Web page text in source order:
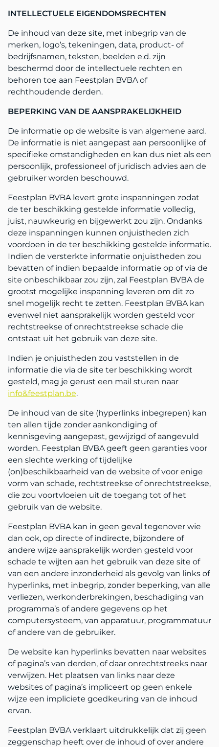
INTELLECTUELE EIGENDOMSRECHTEN
De inhoud van deze site, met inbegrip van de
merken, logo’s, tekeningen, data, product- of
bedrijfsnamen, teksten, beelden e.d. zijn
beschermd door de intellectuele rechten en
behoren toe aan Feestplan BVBA of
rechthoudende derden.
BEPERKING VAN DE AANSPRAKELIJKHEID
De informatie op de website is van algemene aard.
De informatie is niet aangepast aan persoonlijke of
specifieke omstandigheden en kan dus niet als een
persoonlijk, professioneel of juridisch advies aan de
gebruiker worden beschouwd.
Feestplan BVBA levert grote inspanningen zodat
de ter beschikking gestelde informatie volledig,
juist, nauwkeurig en bijgewerkt zou zijn. Ondanks
deze inspanningen kunnen onjuistheden zich
voordoen in de ter beschikking gestelde informatie.
Indien de versterkte informatie onjuistheden zou
bevatten of indien bepaalde informatie op of via de
site onbeschikbaar zou zijn, zal Feestplan BVBA de
grootst mogelijke inspanning leveren om dit zo
snel mogelijk recht te zetten. Feestplan BVBA kan
evenwel niet aansprakelijk worden gesteld voor
rechtstreekse of onrechtstreekse schade die
ontstaat uit het gebruik van deze site.
Indien je onjuistheden zou vaststellen in de
informatie die via de site ter beschikking wordt
gesteld, mag je gerust een mail sturen naar
info&feestplan.be.
De inhoud van de site (hyperlinks inbegrepen) kan
ten allen tijde zonder aankondiging of
kennisgeving aangepast, gewijzigd of aangevuld
worden. Feestplan BVBA geeft geen garanties voor
een slechte werking of tijdelijke
(on)beschikbaarheid van de website of voor enige
vorm van schade, rechtstreekse of onrechtstreekse,
die zou voortvloeien uit de toegang tot of het
gebruik van de website.
Feestplan BVBA kan in geen geval tegenover wie
dan ook, op directe of indirecte, bijzondere of
andere wijze aansprakelijk worden gesteld voor
schade te wijten aan het gebruik van deze site of
van een andere inzonderheid als gevolg van links of
hyperlinks, met inbegrip, zonder beperking, van alle
verliezen, werkonderbrekingen, beschadiging van
programma’s of andere gegevens op het
computersysteem, van apparatuur, programmatuur
of andere van de gebruiker.
De website kan hyperlinks bevatten naar websites
of pagina’s van derden, of daar onrechtstreeks naar
verwijzen. Het plaatsen van links naar deze
websites of pagina’s impliceert op geen enkele
wijze een impliciete goedkeuring van de inhoud
ervan.
Feestplan BVBA verklaart uitdrukkelijk dat zij geen
zeggenschap heeft over de inhoud of over andere